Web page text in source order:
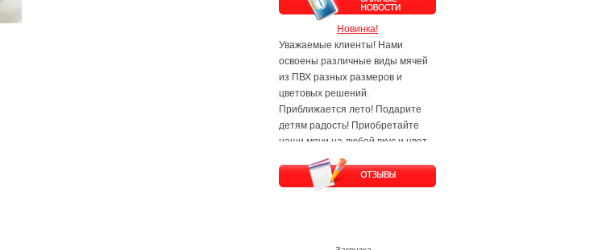
Новинка!
Уважаемые клиенты! Нами
освоены различные виды мячей
из ПВХ разных размеров и
цветовых решений.
Приближается лето! Подарите
детям радость! Приобретайте
наши мячи на любой вкус и цвет.
Будем рады Вам и Вашим
заявкам!